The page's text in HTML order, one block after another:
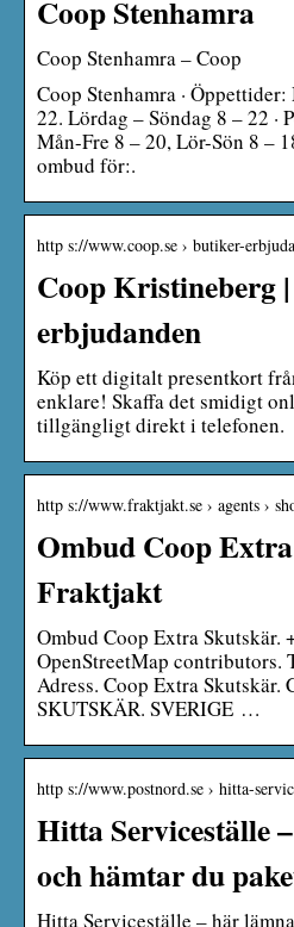
Coop Stenhamra
Coop Stenhamra – Coop
Coop Stenhamra ·
22. Lördag – Söndag 8 – 22 ·
Mån-Fre 8 – 20, Lör-Sön 8 –
ombud för:.
http s://www.coop.se › butiker-
Coop Kristineberg
erbjudanden
Köp ett digitalt presentkort
enklare! Skaffa det smidigt
tillgängligt direkt i telefonen.
http s://www.fraktjakt.se › agents ›
Ombud Coop
Fraktjakt
Ombud Coop Extra Skutskär.
OpenStreetMap contributors.
Adress. Coop Extra Skutskär.
SKUTSKÄR. SVERIGE …
http s://www.postnord.se › hitta-
Hitta Serviceställe
och hämtar du
Hitta Serviceställe – här